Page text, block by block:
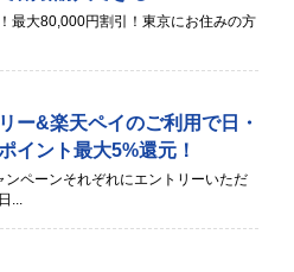
最大80,000円割引！東京にお住みの方
ー&楽天ペイのご利用で日・
イント最大5%還元！
ンペーンそれぞれにエントリーいただ
...